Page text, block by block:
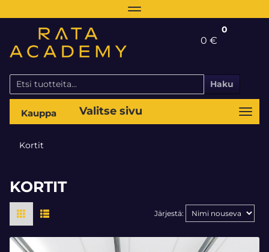
Navigaatio
0 €
0
Haku
Valitse sivu
Kortit
KORTIT
Järjestä: